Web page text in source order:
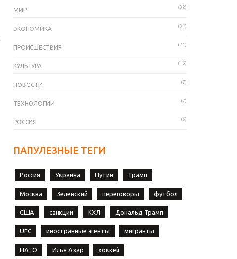
МИР (32)
ЭКОНОМИКА (31)
ПРОИСШЕСТВИЯ (21)
КУЛЬТУРА (16)
НОВОСТИ (7)
ТЕХНОЛОГИИ (7)
РОССИЯ (6)
ПАПУЛЕЗНЫЕ ТЕГИ
Россия Украина Путин Трамп
Москва Зеленский переговоры футбол
США санкции КХЛ Дональд Трамп
UFC иностранные агенты мигранты
НАТО Илья Азар хоккей